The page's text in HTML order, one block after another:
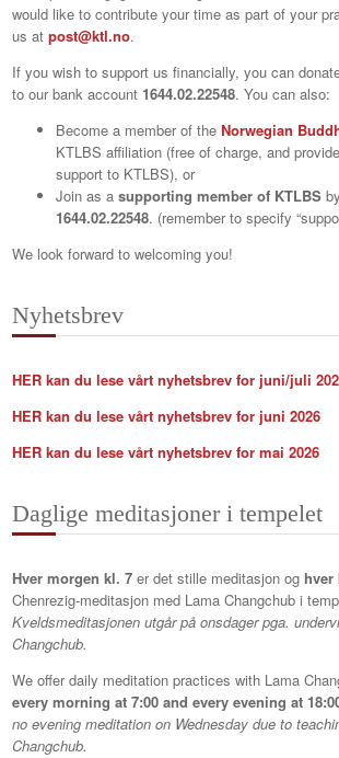
would like to contribute your time as part of your
us atpost@ktl.no.
If you wish to support us financially, you can
to our bank account 1644.02.22548. You can also:
Become a member of theNorwegian
KTLBS affiliation (free of charge, and
support to KTLBS), or
Join as asupporting member of KTLBS
1644.02.22548. (remember to specify
We look forward to welcoming you!
Nyhetsbrev
HER kan du lese vårt nyhetsbrev for juni/juli
HER kan du lese vårt nyhetsbrev for juni 2026
HER kan du lese vårt nyhetsbrev for mai 2026
Daglige meditasjoner i tempelet
Hver morgen kl. 7 er det stille meditasjon og hver
Chenrezig-meditasjon med Lama Changchub i
Kveldsmeditasjonen utgår på onsdager pga.
Changchub.
We offer daily meditation practices with Lama
every morning at 7:00 and every evening at
no evening meditation on Wednesday due to
Changchub.